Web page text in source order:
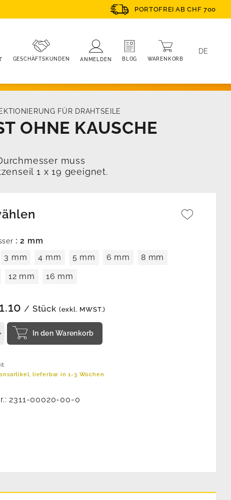
PORTOFREI AB CHF 700
GESCHÄFTSKUNDEN ANMELDEN BLOG WARENKORB
DE
FÜR DRAHTSEILE
OHNE KAUSCHE
muss
1 x 19 geeignet.
: 2 mm
3 mm 4 mm 5 mm 6 mm
8 mm
12 mm 16 mm
/ Stück (exkl. MWST.)
In den Warenkorb
lieferbar in 1-3 Wochen
2311-00020-00-0